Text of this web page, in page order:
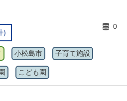
)
0
小松島市 子育て施設
こども園